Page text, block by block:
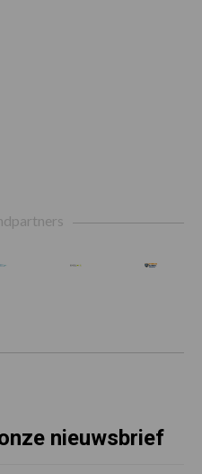
nieuwsbrief